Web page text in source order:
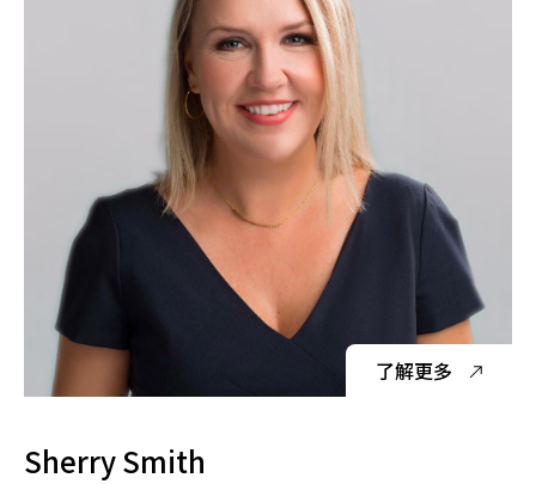
了解更多
Sherry Smith